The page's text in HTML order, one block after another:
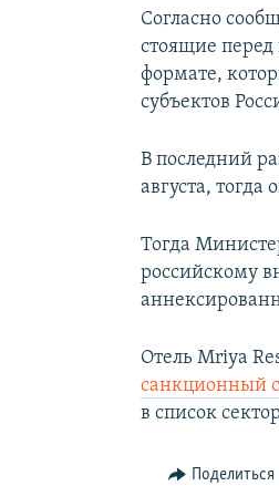
Согласно
стоящие
формате,
субъектов
В последний
августа, тогда
Тогда
российскому
Отель Mriya
санкционный
в список
Поделиться